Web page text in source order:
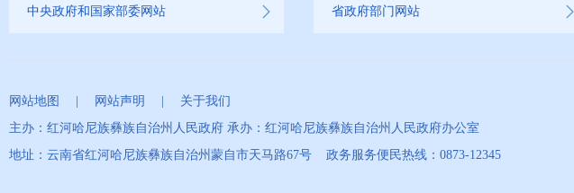
中央政府和国家部委网站 省政府部门网站
网站地图 网站声明
关于我们
主办：红河哈尼族彝族自治州人民政府 承办：红河哈尼族彝族自治州人民政府办公室
地址：云南省红河哈尼族彝族自治州蒙自市天马路67号 政务服务便民热线：0873-12345